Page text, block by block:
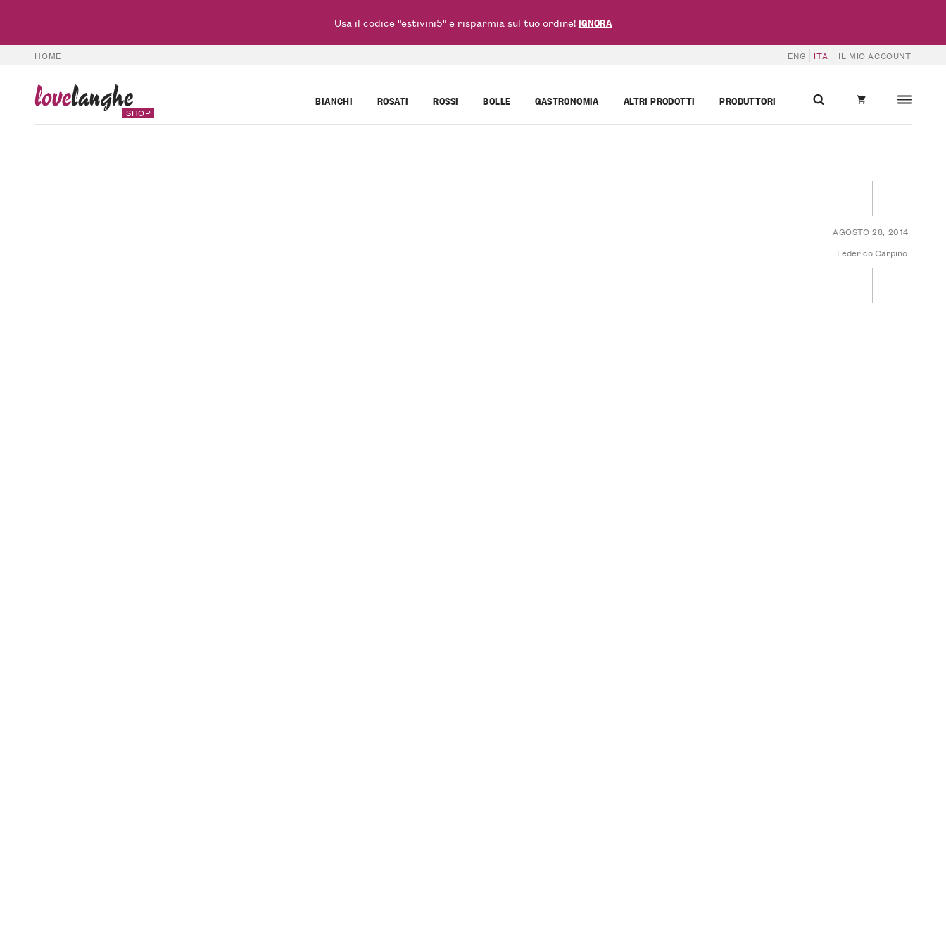
HOME ENG ITA IL MIO ACCOUNT
lovelanghe
SHOP
BIANCHI ROSATI ROSSI BOLLE GASTRONOMIA ALTRI PRODOTTI PRODUTTORI
AGOSTO 28, 2014
Federico Carpino
Usa il codice "estivini5" e risparmia sul tuo ordine!IGNORA